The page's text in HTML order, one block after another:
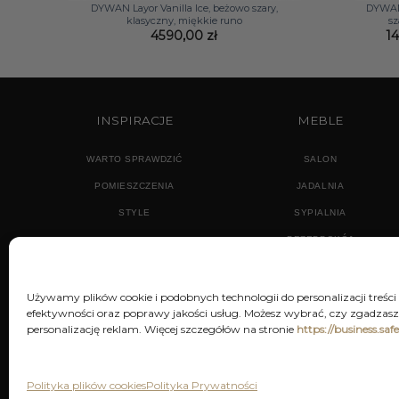
Używamy plików cookie i podobnych technologii do personalizacji
efektywności oraz poprawy jakości usług. Możesz wybrać, czy
personalizację reklam. Więcej szczegółów na stronie https://
Polityka plików cookiesPolityka Prywatności
DYWAN Layor Vanilla Ice, beżowo szary,
klasyczny, miękkie runo
4590,00 zł
INSPIRACJE
WARTO SPRAWDZIĆ
POMIESZCZENIA
STYLE
MEBLE
SALON
JADALNIA
SYPIALNIA
PRZEDPOKÓJ